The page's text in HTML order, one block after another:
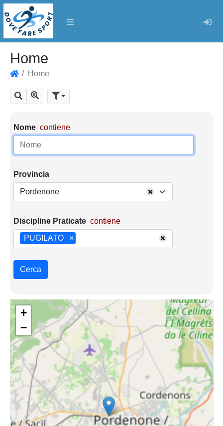
Home
Home
Cerca Mostra tutti i risultati
Parametri di ricerca
Nome contiene
Provincia
Pordenone
Discipline Praticate contiene
×
PUGILATO
Cerca
+
−